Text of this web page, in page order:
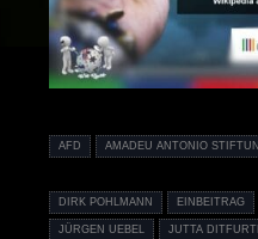
AFD AMADEU ANTONIO
DIRK POHLMANN EINBEITRAG
JÜRGEN UEBEL JUTTA